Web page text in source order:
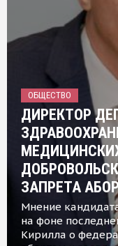
ОБЩЕСТВО
ДИРЕКТОР
ЗАПРЕТА
Мнение
на фоне
Кирилла о